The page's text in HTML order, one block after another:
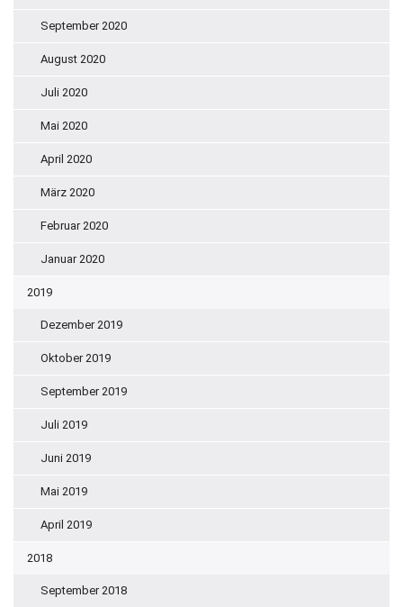
September 2020
August 2020
Juli 2020
Mai 2020
April 2020
März 2020
Februar 2020
Januar 2020
2019
Dezember 2019
Oktober 2019
September 2019
Juli 2019
Juni 2019
Mai 2019
April 2019
2018
September 2018